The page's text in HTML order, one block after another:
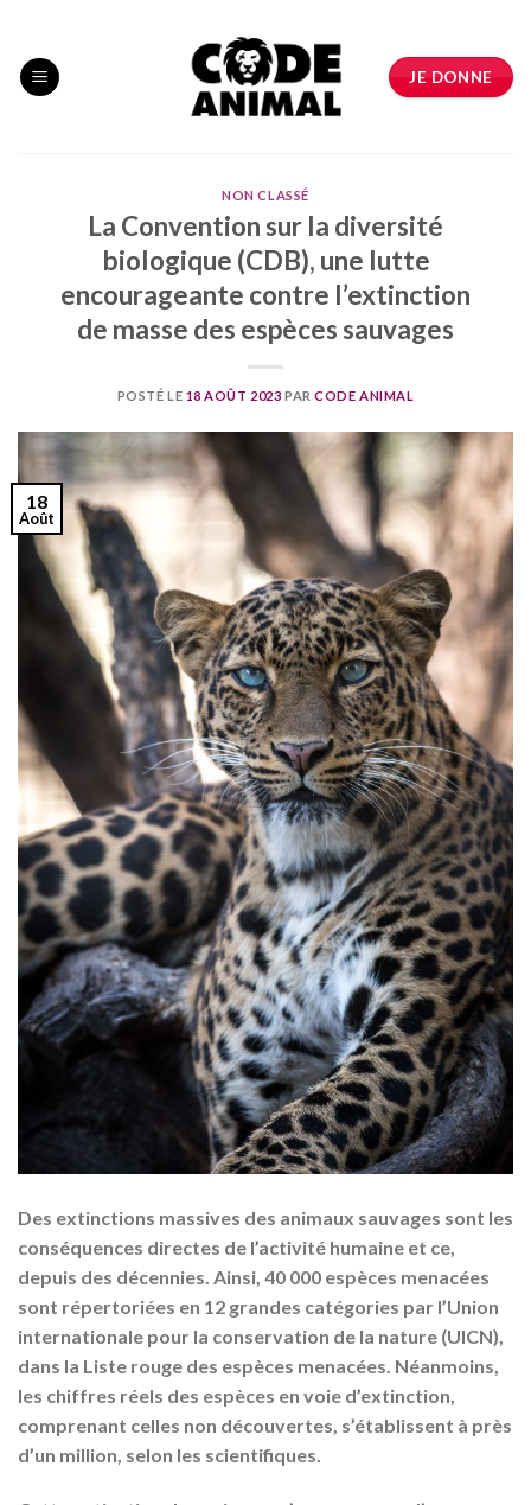
content
JE DONNE
NON CLASSÉ
La Convention sur la diversité
biologique (CDB), une lutte
encourageante contre l’extinction
de masse des espèces sauvages
POSTÉ LE 18 AOÛT 2023 PARCODE ANIMAL
18
Août
Des extinctions massives des animaux sauvages sont les
conséquences directes de l’activité humaine et ce,
depuis des décennies. Ainsi, 40 000 espèces menacées
sont répertoriées en 12 grandes catégories par l’Union
internationale pour la conservation de la nature (UICN),
dans la Liste rouge des espèces menacées. Néanmoins,
les chiffres réels des espèces en voie d’extinction,
comprenant celles non découvertes, s’établissent à près
d’un million, selon les scientifiques.